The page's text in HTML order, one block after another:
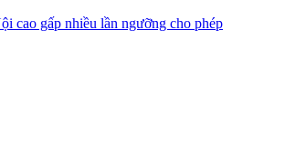
cao gấp nhiều lần ngưỡng cho phép